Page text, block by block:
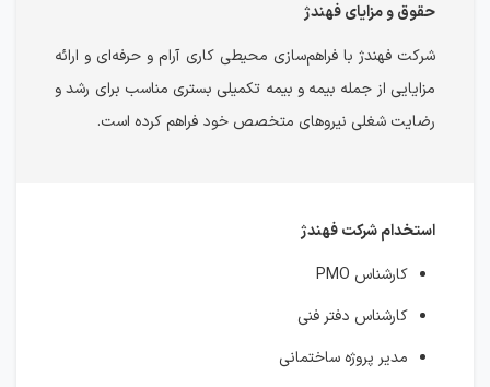
حقوق و مزایای فهندژ
شرکت فهندژ با فراهم‌سازی محیطی کاری آرام و حرفه‌ای و ارائه
مزایایی از جمله بیمه و بیمه تکمیلی بستری مناسب برای رشد و
رضایت شغلی نیروهای متخصص خود فراهم کرده است.
استخدام شرکت فهندژ
کارشناس PMO
کارشناس دفتر فنی
مدیر پروژه ساختمانی